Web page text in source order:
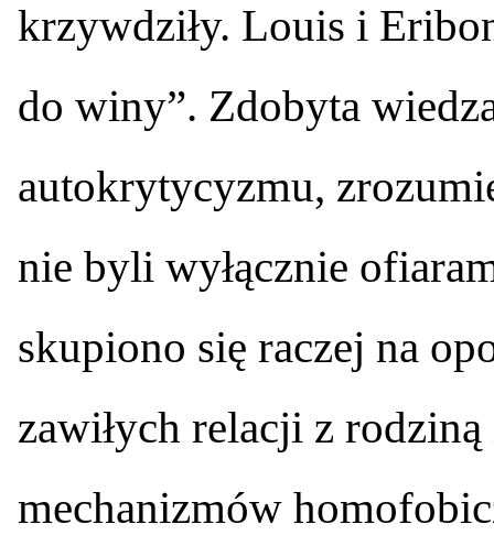
krzywdziły. Louis i
do winy”. Zdobyta
autokrytycyzmu,
nie byli wyłącznie
skupiono się raczej na
zawiłych relacji z
mechanizmów